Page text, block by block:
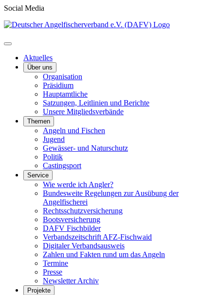
Social Media
Aktuelles
Über uns
Organisation
Präsidium
Hauptamtliche
Satzungen, Leitlinien und Berichte
Unsere Mitgliedsverbände
Themen
Angeln und Fischen
Jugend
Gewässer- und Naturschutz
Politik
Castingsport
Service
Wie werde ich Angler?
Bundesweite Regelungen zur Ausübung der
Angelfischerei
Rechtsschutzversicherung
Bootsversicherung
DAFV Fischbilder
Verbandszeitschrift AFZ-Fischwaid
Digitaler Verbandsausweis
Zahlen und Fakten rund um das Angeln
Termine
Presse
Newsletter Archiv
Projekte